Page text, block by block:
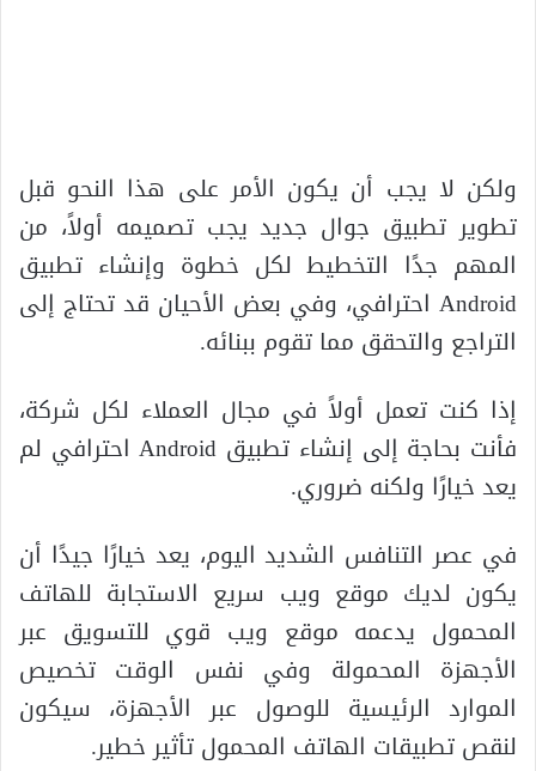
ولكن لا يجب أن يكون الأمر على هذا النحو قبل
تطوير تطبيق جوال جديد يجب تصميمه أولاً، من
المهم جدًا التخطيط لكل خطوة وإنشاء تطبيق
Android احترافي، وفي بعض الأحيان قد تحتاج إلى
التراجع والتحقق مما تقوم ببنائه.
إذا كنت تعمل أولاً في مجال العملاء لكل شركة،
فأنت بحاجة إلى إنشاء تطبيق Android احترافي لم
يعد خيارًا ولكنه ضروري.
في عصر التنافس الشديد اليوم، يعد خيارًا جيدًا أن
يكون لديك موقع ويب سريع الاستجابة للهاتف
المحمول يدعمه موقع ويب قوي للتسويق عبر
الأجهزة المحمولة وفي نفس الوقت تخصيص
الموارد الرئيسية للوصول عبر الأجهزة، سيكون
لنقص تطبيقات الهاتف المحمول تأثير خطير.